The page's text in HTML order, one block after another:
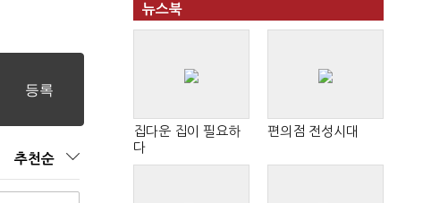
추천순
뉴스북
집다운 집이 필요하
다
편의점 전성시대